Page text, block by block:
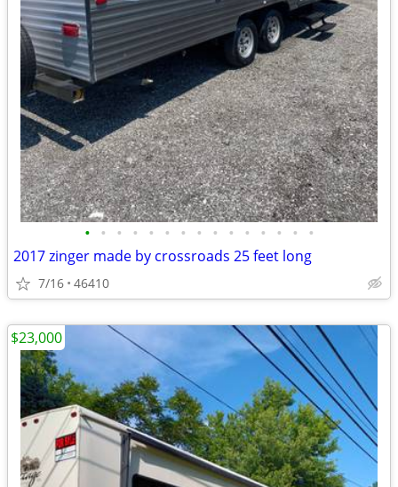
• • • • • • • • • • • • • • •
2017 zinger made by crossroads 25 feet long
7/16 46410
$23,000